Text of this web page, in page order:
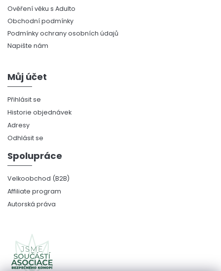
Ověření věku s Adulto
Obchodní podmínky
Podmínky ochrany osobních údajů
Napište nám
Můj účet
Přihlásit se
Historie objednávek
Adresy
Odhlásit se
Spolupráce
Velkoobchod (B2B)
Affiliate program
Autorská práva